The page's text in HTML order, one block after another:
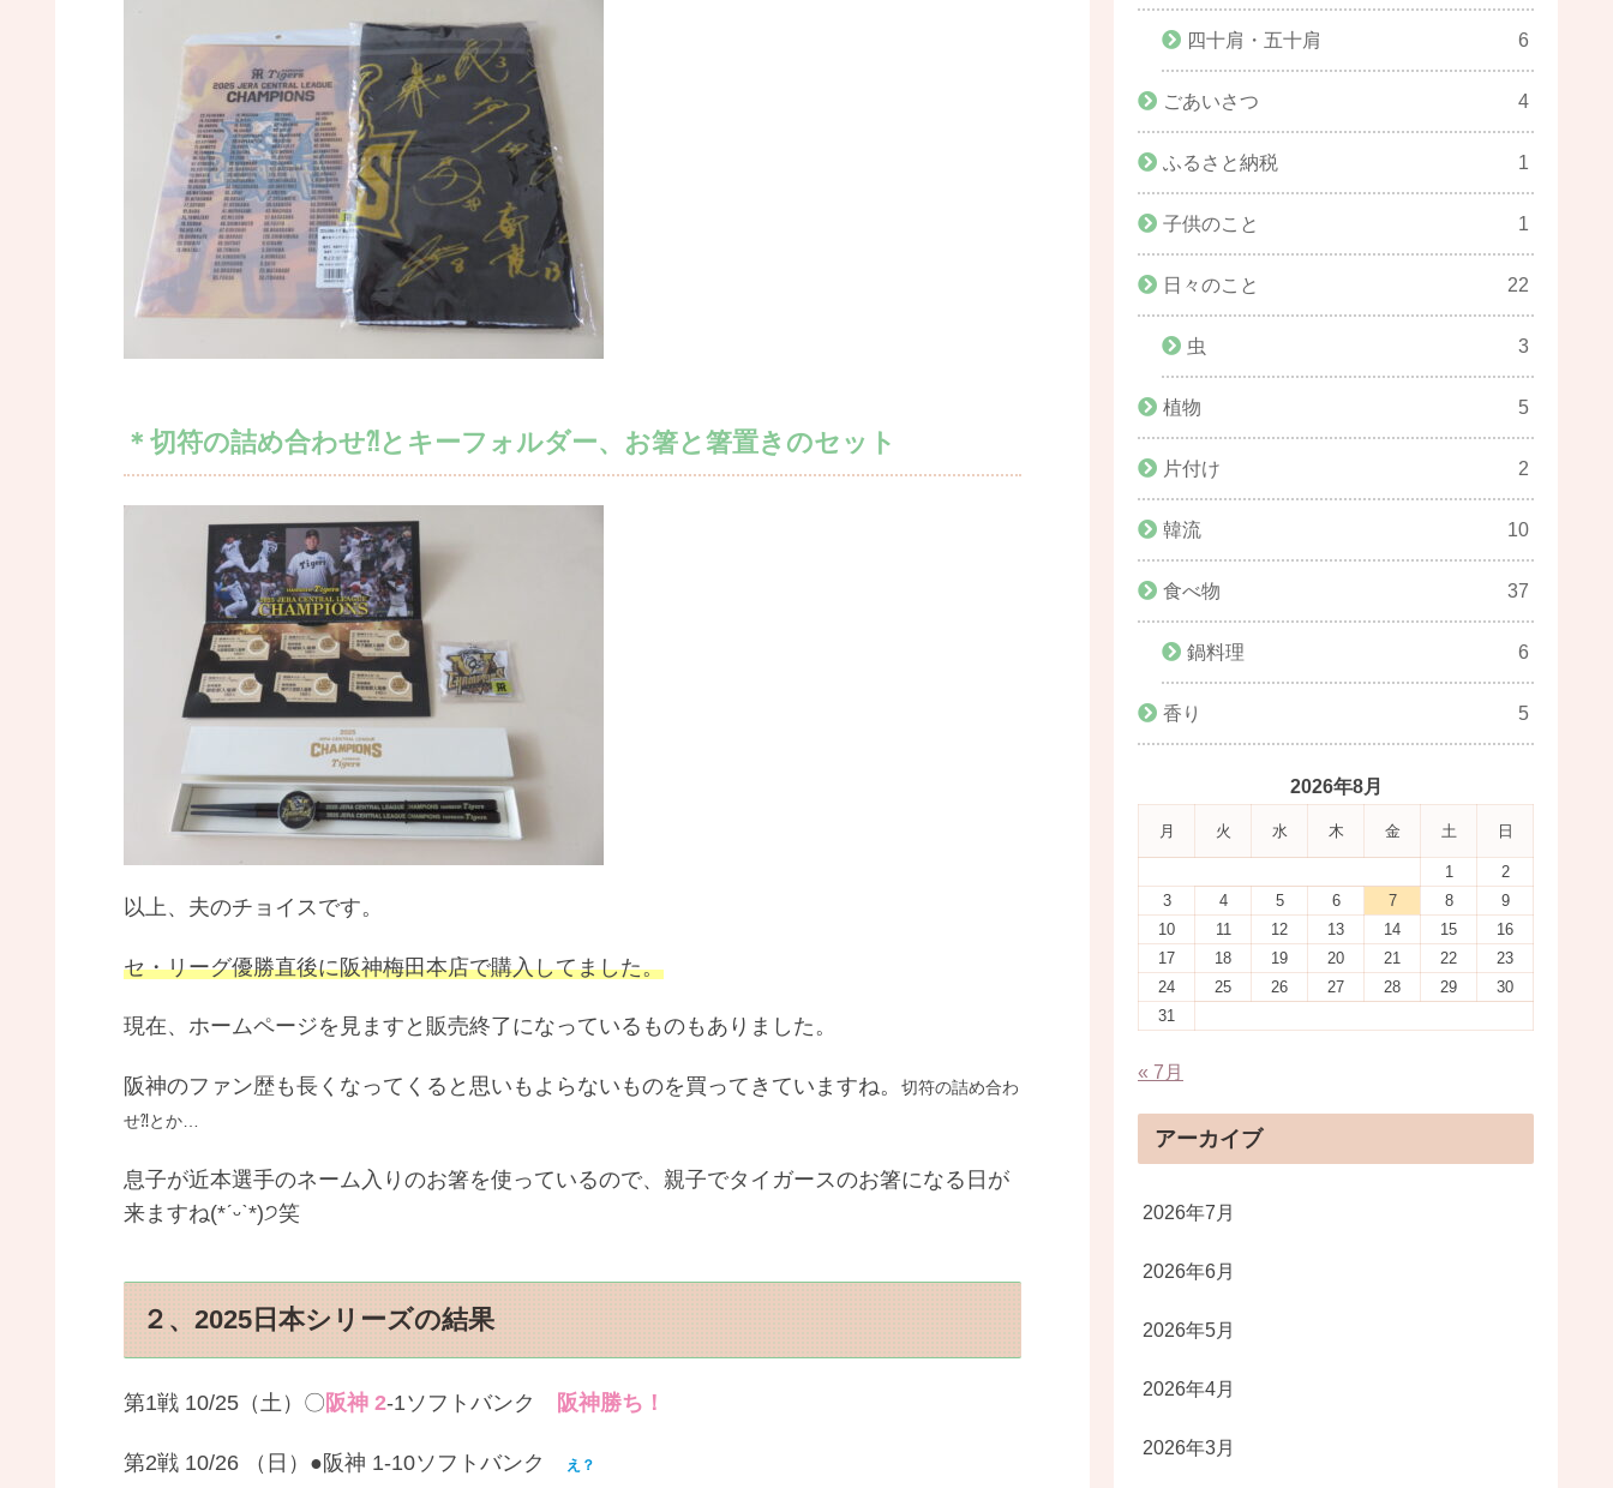
＊切符の詰め合わせ⁈とキーフォルダー、お箸と箸置きのセット
以上、夫のチョイスです。
セ・リーグ優勝直後に阪神梅田本店で購入してました。
現在、ホームページを見ますと販売終了になっているものもありました。
阪神のファン歴も長くなってくると思いもよらないものを買ってきていますね。
切符の詰め合わ
せ⁈とか…
息子が近本選手のネーム入りのお箸を使っているので、親子でタイガースのお箸になる日が
来ますね(*ˊᵕˋ*)੭笑
２、2025日本シリーズの結果
第1戦 10/25（土）〇 阪神 2-1ソフトバンク 阪神勝ち！
第2戦 10/26 （日）●阪神 1-10ソフトバンク え？
四十肩・五十肩 6
ごあいさつ 4
ふるさと納税 1
子供のこと 1
日々のこと 22
虫 3
植物 5
片付け 2
韓流 10
食べ物 37
鍋料理 6
香り 5
2026年8月
月 火 水 木 金 土 日
1
2
3
4 5 6 7 8
9
10
11 12 13 14 15
16
17
18 19 20 21 22
23
24
25 26 27 28 29
30
31
« 7月
アーカイブ
2026年7月
2026年6月
2026年5月
2026年4月
2026年3月